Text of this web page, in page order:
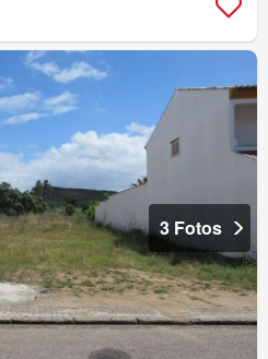
3 Fotos